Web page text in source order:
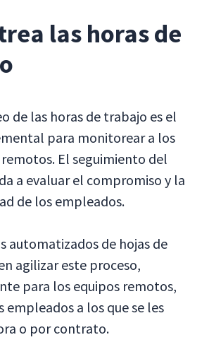
las horas de
de las horas de trabajo es el
para monitorear a los
El seguimiento del
a evaluar el compromiso y la
de los empleados.
automatizados de hojas de
agilizar este proceso,
para los equipos remotos,
empleados a los que se les
o por contrato.